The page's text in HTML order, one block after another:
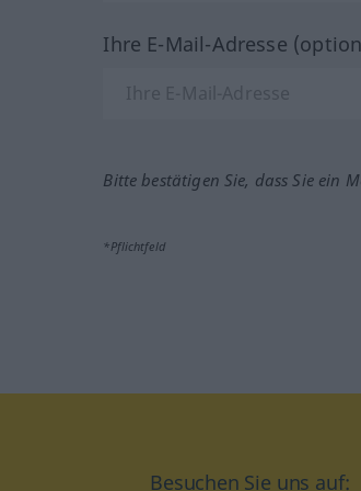
Ihre E-Mail-Adresse
Bitte bestätigen Sie, dass Sie ein
*Pflichtfeld
Besuchen Sie uns auf: